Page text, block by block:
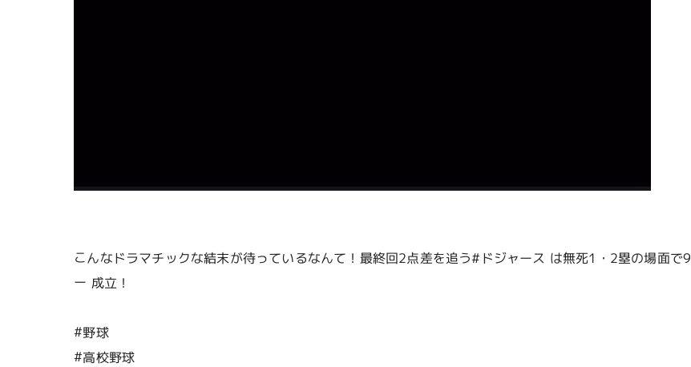
こんなドラマチックな結末が待っているなんて！最終回2点差を追う#ドジャース は無死1・2塁の場面
ー 成立！
#野球
#高校野球